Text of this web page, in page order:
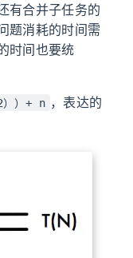
有合并子任务的
题消耗的时间需
时间也要统
）+ n ，表达的